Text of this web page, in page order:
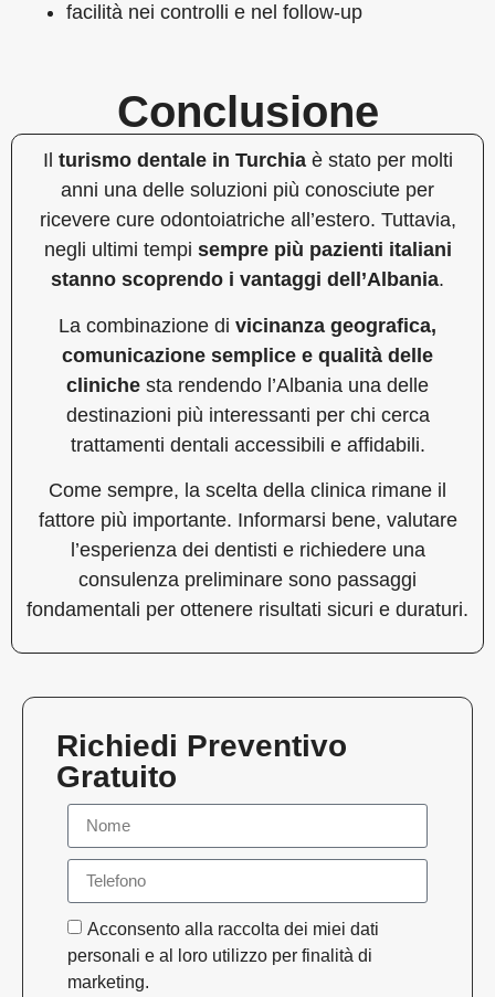
facilità nei controlli e nel follow-up
Conclusione
Il turismo dentale in Turchiaè stato per molti
anni una delle soluzioni più conosciute per
ricevere cure odontoiatriche all’estero. Tuttavia,
negli ultimi tempi sempre più pazienti italiani
stanno scoprendo i vantaggi dell’Albania.
La combinazione di vicinanza geografica,
comunicazione semplice e qualità delle
cliniche sta rendendo l’Albania una delle
destinazioni più interessanti per chi cerca
trattamenti dentali accessibili e affidabili.
Come sempre, la scelta della clinica rimane il
fattore più importante. Informarsi bene, valutare
l’esperienza dei dentisti e richiedere una
consulenza preliminare sono passaggi
fondamentali per ottenere risultati sicuri e duraturi.
Richiedi Preventivo
Gratuito
Acconsento alla raccolta dei miei dati
personali e al loro utilizzo per finalità di
marketing.